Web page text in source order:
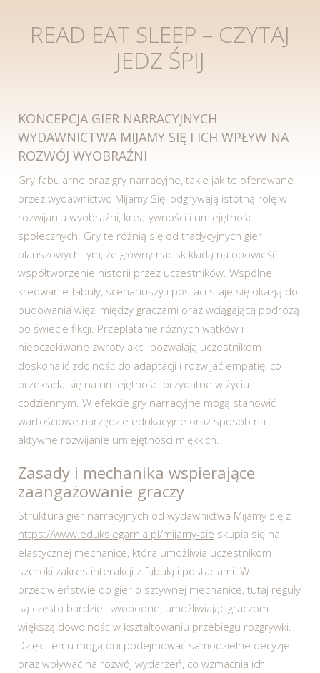
READ EAT SLEEP – CZYTAJ
JEDZ ŚPIJ
KONCEPCJA GIER NARRACYJNYCH
WYDAWNICTWA MIJAMY SIĘ I ICH WPŁYW NA
ROZWÓJ WYOBRAŹNI
Gry fabularne oraz gry narracyjne, takie jak te oferowane
przez wydawnictwo Mijamy Się, odgrywają istotną rolę w
rozwijaniu wyobraźni, kreatywności i umiejętności
społecznych. Gry te różnią się od tradycyjnych gier
planszowych tym, że główny nacisk kładą na opowieść i
współtworzenie historii przez uczestników. Wspólne
kreowanie fabuły, scenariuszy i postaci staje się okazją do
budowania więzi między graczami oraz wciągającą podróżą
po świecie fikcji. Przeplatanie różnych wątków i
nieoczekiwane zwroty akcji pozwalają uczestnikom
doskonalić zdolność do adaptacji i rozwijać empatię, co
przekłada się na umiejętności przydatne w życiu
codziennym. W efekcie gry narracyjne mogą stanowić
wartościowe narzędzie edukacyjne oraz sposób na
aktywne rozwijanie umiejętności miękkich.
Zasady i mechanika wspierające
zaangażowanie graczy
Struktura gier narracyjnych od wydawnictwa Mijamy się z
https://www.eduksiegarnia.pl/mijamy-sie skupia się na
elastycznej mechanice, która umożliwia uczestnikom
szeroki zakres interakcji z fabułą i postaciami. W
przeciwieństwie do gier o sztywnej mechanice, tutaj reguły
są często bardziej swobodne, umożliwiając graczom
większą dowolność w kształtowaniu przebiegu rozgrywki.
Dzięki temu mogą oni podejmować samodzielne decyzje
oraz wpływać na rozwój wydarzeń, co wzmacnia ich